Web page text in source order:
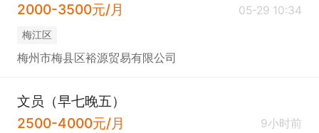
2000-3500元/月
05-29 10:34
梅江区
梅州市梅县区裕源贸易有限公司
文员（早七晚五）
2500-4000元/月
9小时前